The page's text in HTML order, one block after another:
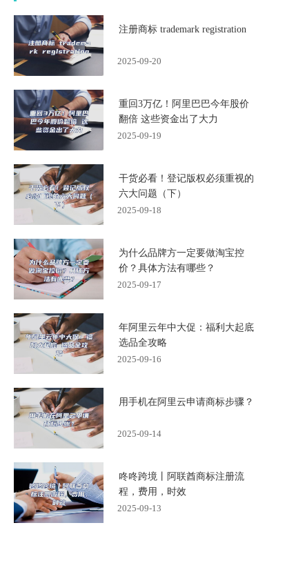
注册商标 trademark registration
2025-09-20
重回3万亿！阿里巴巴今年股价
翻倍 这些资金出了大力
2025-09-19
干货必看！登记版权必须重视的
六大问题（下）
2025-09-18
为什么品牌方一定要做淘宝控
价？具体方法有哪些？
2025-09-17
年阿里云年中大促：福利大起底
选品全攻略
2025-09-16
用手机在阿里云申请商标步骤？
2025-09-14
咚咚跨境丨阿联酋商标注册流
程，费用，时效
2025-09-13